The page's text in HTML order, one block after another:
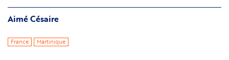
Aimé Césaire
France Martinique